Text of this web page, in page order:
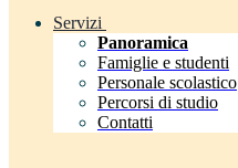
Servizi
Panoramica
Famiglie e studenti
Personale scolastico
Percorsi di studio
Contatti